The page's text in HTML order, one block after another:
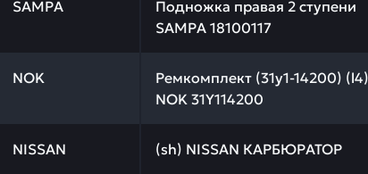
SAMPA
Подножка правая 2 ступени
SAMPA 18100117
NOK
Ремкомплект (31y1-14200) (l4)
NOK 31Y114200
гарантию качества и профессиональный
NISSAN (sh) NISSAN КАРБЮРАТОР
гарантию качества и профессиональный